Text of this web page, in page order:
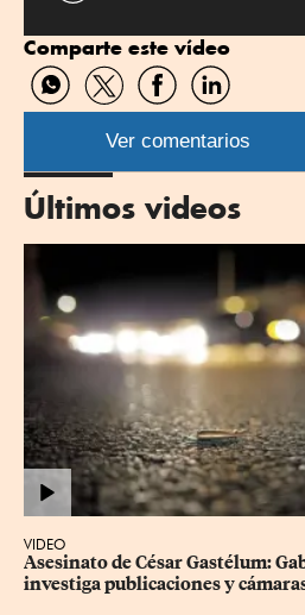
Comparte este vídeo
Compartir
por
WhatsApp
Compartir
por
Twitter
Compartir
por
Facebook
Compartir
por
Linkedin
Ver comentarios
Últimos videos
VIDEO
Asesinato de César Gastélum:
investiga publicaciones y